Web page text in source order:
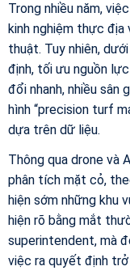
Trong nhiều năm,
kinh nghiệm thực địa
thuật. Tuy nhiên,
định, tối ưu nguồn
đổi nhanh, nhiều sân
hình “precision turf
dựa trên dữ liệu.
Thông qua drone và
phân tích mặt cỏ,
hiện sớm những khu
hiện rõ bằng mắt
superintendent, mà
việc ra quyết định trở